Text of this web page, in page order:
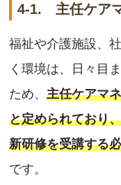
4-1. 主任ケア
福祉や介護施設、
く環境は、日々目
ため、 主任ケアマ
と定められており
新研修を受講する
です。